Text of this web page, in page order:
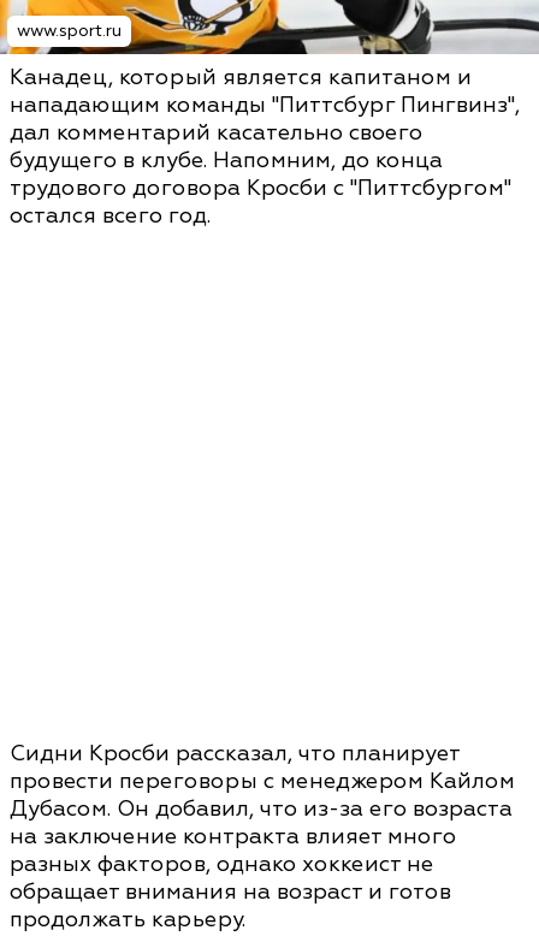
www.sport.ru
Канадец, который является капитаном и
нападающим команды "Питтсбург Пингвинз",
дал комментарий касательно своего
будущего в клубе. Напомним, до конца
трудового договора Кросби с "Питтсбургом"
остался всего год.
Сидни Кросби рассказал, что планирует
провести переговоры с менеджером Кайлом
Дубасом. Он добавил, что из-за его возраста
на заключение контракта влияет много
разных факторов, однако хоккеист не
обращает внимания на возраст и готов
продолжать карьеру.